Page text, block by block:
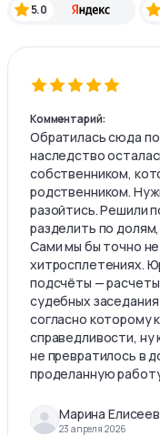
5.0
Комментарий:
Обратилась сюда
наследство
собственником,
родственником.
разойтись. Решили
разделить по
Сами мы бы точно не
хитросплетениях.
подсчёты —
судебных
согласно которому
справедливости,
не превратилось в
проделанную
Марина
23 апреля 2026